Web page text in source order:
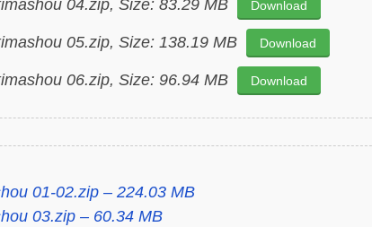
04.zip, Size: 83.29 MB Download
05.zip, Size: 138.19 MB Download
06.zip, Size: 96.94 MB Download
01-02.zip – 224.03 MB
03.zip – 60.34 MB